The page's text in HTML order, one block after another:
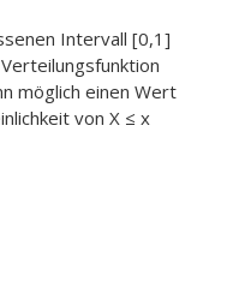
Intervall [0,1]
möglich einen Wert
von X ≤ x